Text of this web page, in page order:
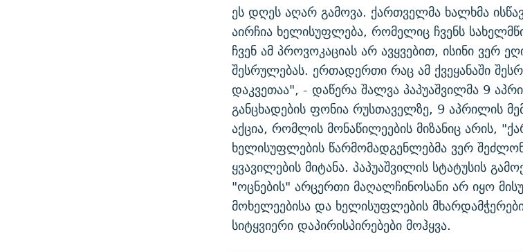
ეს დღეს აღარ გამოვა. ქართველმა ხალხმა
აირჩია ხელისუფლება, რომელიც ჩვენს
ჩვენ ამ პროვოკაციას არ ავყვებით, ისინი ვერ
შესრულებას. ერთადერთი რაც ამ ქვეყანაში
დაკვეთაა", - დაწერა შალვა პაპუაშვილმა 9
განცხადების ფონია რუსთაველზე, 9 აპრილის
აქცია, რომლის მონაწილეების მიზანიც არის,
ხელისუფლების წარმომადგენლებმა ვერ
ყვავილების მიტანა. პაპუაშვილის სტატუსის
"ოცნების" არცერთი მაღალჩინოსანი არ იყო
მოხელეებისა და ხელისუფლების
სიტყვიერი დაპირისპირებები მოჰყვა.